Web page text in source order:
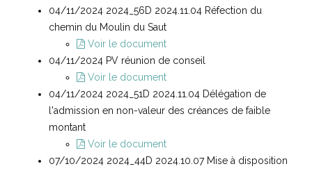
04/11/2024 2024_56D 2024.11.04 Réfection du
chemin du Moulin du Saut
Voir le document
04/11/2024 PV réunion de conseil
Voir le document
04/11/2024 2024_51D 2024.11.04 Délégation de
l'admission en non-valeur des créances de faible
montant
Voir le document
07/10/2024 2024_44D 2024.10.07 Mise à disposition